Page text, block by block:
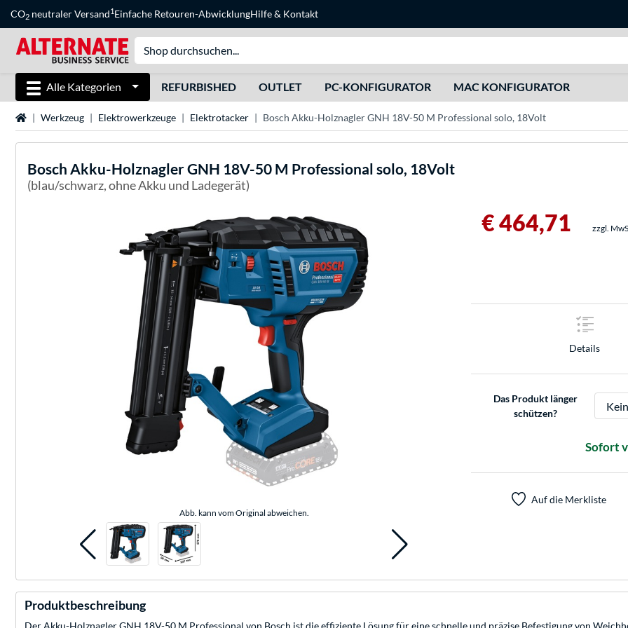
CO2 neutraler Versand1Einfache Retouren-AbwicklungHilfe& Kontakt
Alle Kategorien REFURBISHED OUTLET PC-KONFIGURATOR MAC KONFIGURATOR
StartseiteWerkzeug Elektrowerkzeuge Elektrotacker Bosch Akku-Holznagler GNH 18V-50 M Professional solo, 18Volt
Bosch Akku-Holznagler GNH 18V-50 M Professional solo, 18Volt
(blau/schwarz, ohne Akku und Ladegerät)
Abb. kann vom Original abweichen.
€ 464,71 zzgl.
Details
Das Produkt länger
schützen?
Sofort
Auf die Merkliste
Produktbeschreibung